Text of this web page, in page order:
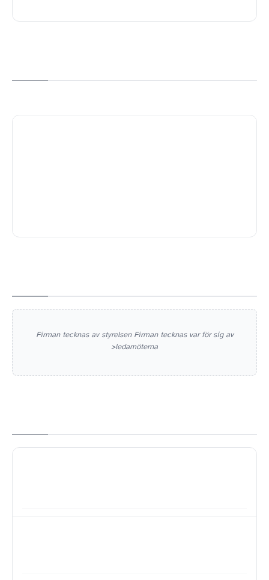
Firman tecknas av styrelsen Firman tecknas var för sig av
>ledamöterna